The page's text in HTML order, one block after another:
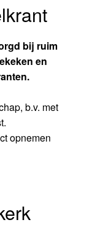
bij ruim
en
b.v. met
opnemen